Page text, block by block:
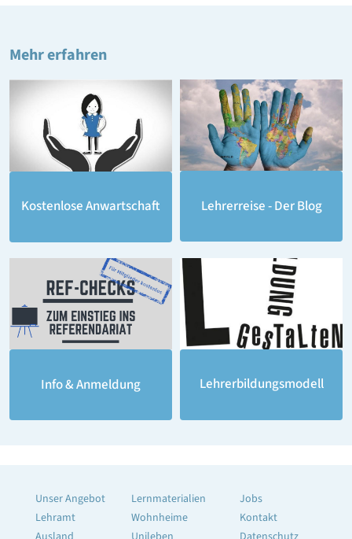
Mehr erfahren
Kostenlose Anwartschaft Lehrerreise - Der Blog
Info & Anmeldung Lehrerbildungsmodell
Unser Angebot
Lehramt
Lernmaterialien
Wohnheime
Jobs
Kontakt